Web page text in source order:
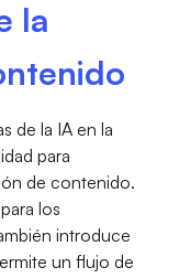
la
de la IA en la
para
de contenido.
los
introduce
un flujo de